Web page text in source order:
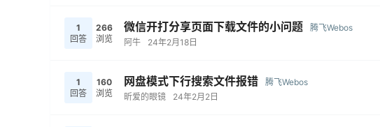
1
回答
266
浏览
微信开打分享页面下载文件的小问题
腾飞Webos
阿牛
24年2月18日
1
回答
160
浏览
网盘模式下行搜索文件报错
腾飞Webos
昕爱的眼镜
24年2月2日